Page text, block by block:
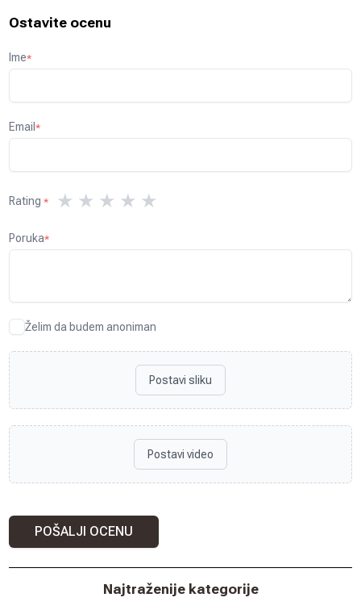
Ostavite ocenu
Ime*
Email*
Rating * ★ ★ ★ ★ ★
Poruka*
Želim da budem anoniman
Postavi sliku
Postavi video
POŠALJI OCENU
Najtraženije kategorije